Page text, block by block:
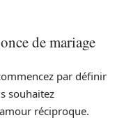
de mariage
par définir
souhaitez
réciproque.